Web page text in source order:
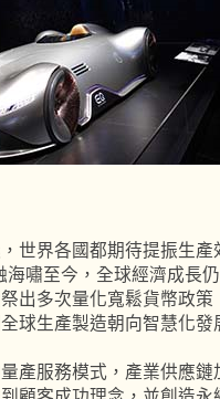
界各國都期待提振生產
嘯至今，全球經濟成長
出多次量化寬鬆貨幣政
球生產製造朝向智慧化
產服務模式，產業供應